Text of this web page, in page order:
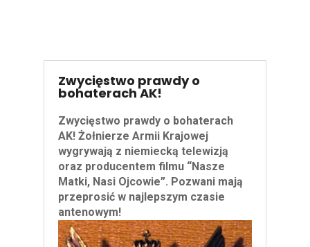
Zwycięstwo prawdy o
bohaterach AK!
Zwycięstwo prawdy o bohaterach
AK! Żołnierze Armii Krajowej
wygrywają z niemiecką telewizją
oraz producentem filmu “Nasze
Matki, Nasi Ojcowie”. Pozwani mają
przeprosić w najlepszym czasie
antenowym!